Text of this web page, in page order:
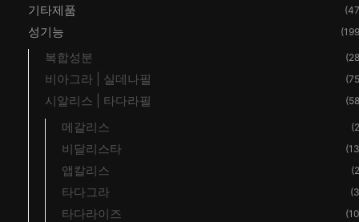
기타제품
성기능
복합성분
비아그라 | 실데나필
시알리스 | 타다라필
메갈리스
비달리스타
앱칼리스
타다그라
타다라이즈